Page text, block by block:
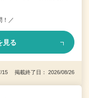
！／
見る
15 掲載終了日： 2026/08/26